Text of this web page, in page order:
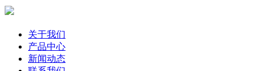
关于我们
产品中心
新闻动态